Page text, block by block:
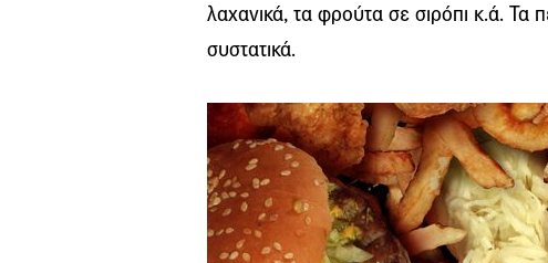
λαχανικά, τα φρούτα σε σιρόπι κ.ά.
συστατικά.